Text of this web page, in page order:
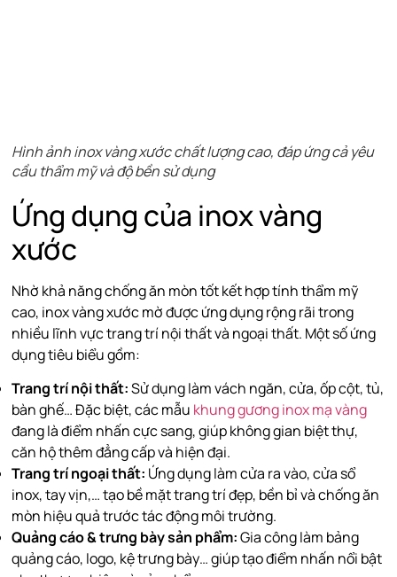
Hình ảnh inox vàng xước chất lượng cao, đáp ứng cả yêu
cầu thẩm mỹ và độ bền sử dụng
Ứng dụng của inox vàng
xước
Nhờ khả năng chống ăn mòn tốt kết hợp tính thẩm mỹ
cao, inox vàng xước mờ được ứng dụng rộng rãi trong
nhiều lĩnh vực trang trí nội thất và ngoại thất. Một số ứng
dụng tiêu biểu gồm:
Trang trí nội thất:Sử dụng làm vách ngăn, cửa, ốp cột, tủ,
bàn ghế… Đặc biệt, các mẫu khung gương inox mạ vàng
đang là điểm nhấn cực sang, giúp không gian biệt thự,
căn hộ thêm đẳng cấp và hiện đại.
Trang trí ngoại thất: Ứng dụng làm cửa ra vào, cửa sổ
inox, tay vịn,… tạo bề mặt trang trí đẹp, bền bỉ và chống ăn
mòn hiệu quả trước tác động môi trường.
Quảng cáo & trưng bày sản phẩm:Gia công làm bảng
quảng cáo, logo, kệ trưng bày… giúp tạo điểm nhấn nổi bật